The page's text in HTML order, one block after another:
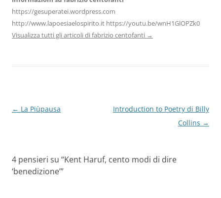
https://gesuperatei.wordpress.com
http://www.lapoesiaelospirito.it https://youtu.be/wnH1GlOPZk0
Visualizza tutti gli articoli di fabrizio centofanti →
Navigazione
← La Piùpausa
Introduction to Poetry di Billy
Collins →
4 pensieri su “Kent Haruf, cento modi di dire
‘benedizione’”